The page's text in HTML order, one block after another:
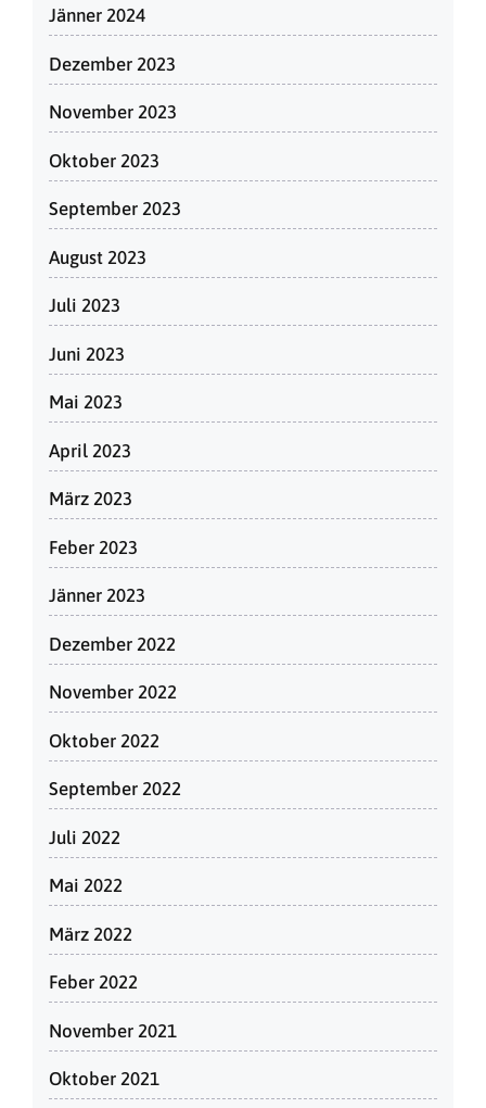
Jänner 2024
Dezember 2023
November 2023
Oktober 2023
September 2023
August 2023
Juli 2023
Juni 2023
Mai 2023
April 2023
März 2023
Feber 2023
Jänner 2023
Dezember 2022
November 2022
Oktober 2022
September 2022
Juli 2022
Mai 2022
März 2022
Feber 2022
November 2021
Oktober 2021